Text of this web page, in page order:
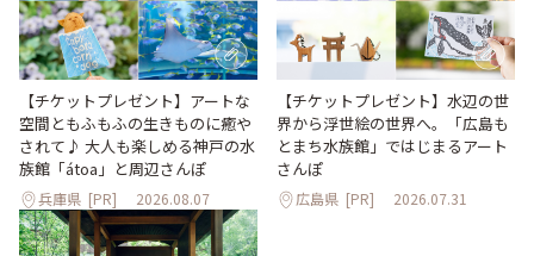
【チケットプレゼント】アートな
空間ともふもふの生きものに癒や
されて♪ 大人も楽しめる神戸の水
族館「átoa」と周辺さんぽ
兵庫県 [PR] 2026.08.07
【チケットプレゼント】水辺の世
界から浮世絵の世界へ。「広島も
とまち水族館」ではじまるアート
さんぽ
広島県 [PR] 2026.07.31